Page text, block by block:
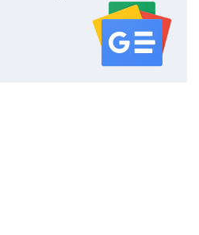
serwisu